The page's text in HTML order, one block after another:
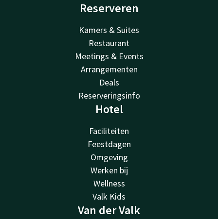
Reserveren
Kamers & Suites
Restaurant
Meetings & Events
Arrangementen
Deals
Reserveringsinfo
Hotel
Faciliteiten
Feestdagen
Omgeving
Werken bij
Wellness
Valk Kids
Van der Valk